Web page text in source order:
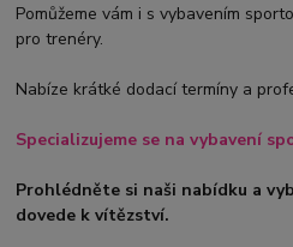
Pomůžeme vám i s vybavením
pro trenéry.
Nabíze krátké dodací termíny a
Specializujeme se na vybavení
Prohlédněte si naši nabídku a
dovede k vítězství.